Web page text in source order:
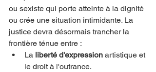
ou sexiste qui porte atteinte à la dignité
ou crée une situation intimidante. La
justice devra désormais trancher la
frontière ténue entre :
La liberté d'expression artistique et
le droit à l'outrance.